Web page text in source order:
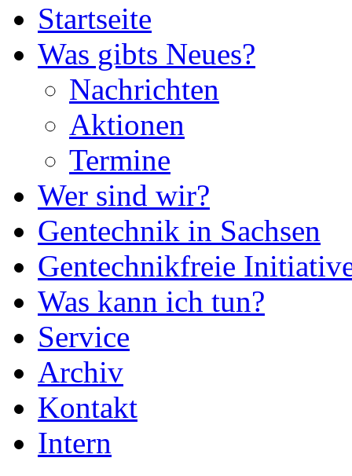
Startseite
Was gibts Neues?
Nachrichten
Aktionen
Termine
Wer sind wir?
Gentechnik in Sachsen
Gentechnikfreie
Was kann ich tun?
Service
Archiv
Kontakt
Intern